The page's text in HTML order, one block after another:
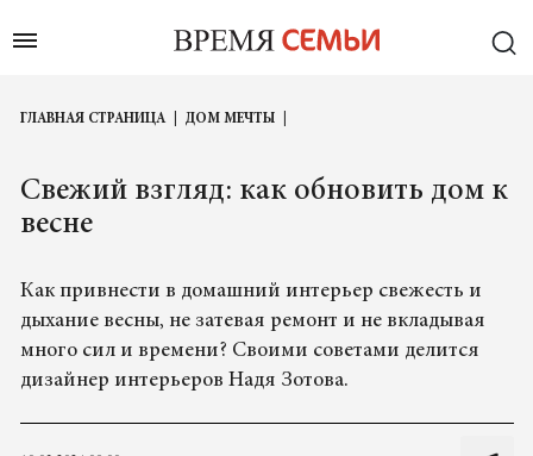
ГЛАВНАЯ СТРАНИЦА ДОМ МЕЧТЫ
Свежий взгляд: как обновить дом к
весне
Как привнести в домашний интерьер свежесть и
дыхание весны, не затевая ремонт и не вкладывая
много сил и времени? Своими советами делится
дизайнер интерьеров Надя Зотова.